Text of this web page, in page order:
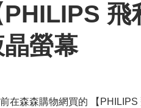
PHILIPS
螢幕
在森森購物網買的 【